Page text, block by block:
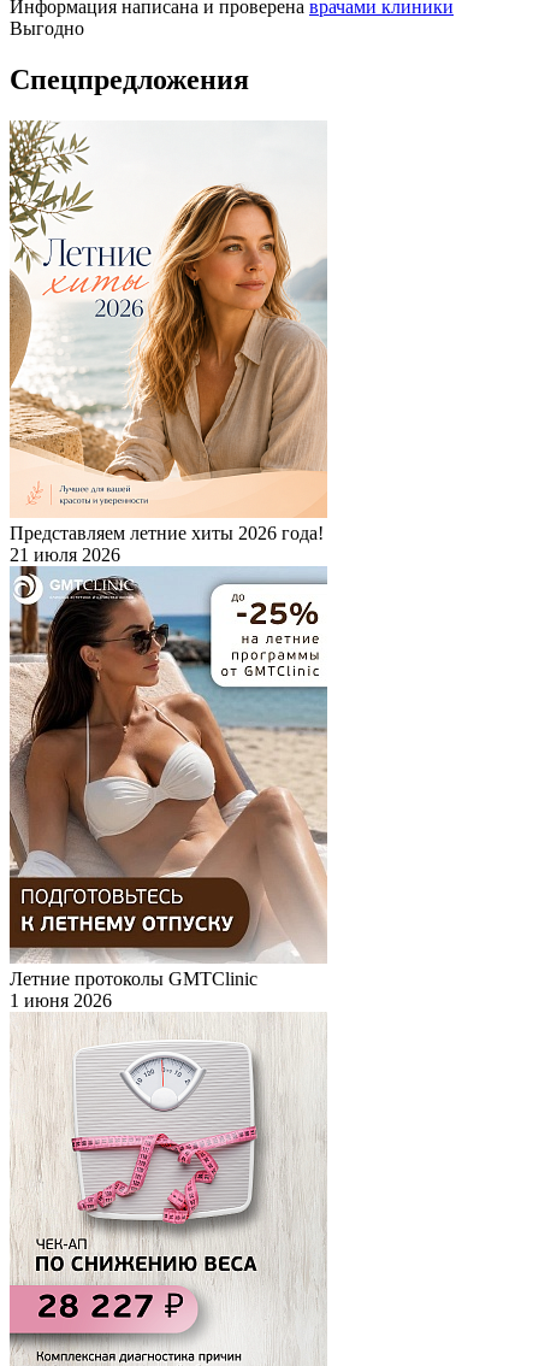
Информация написана и проверена врачами клиники
Выгодно
Спецпредложения
Представляем летние хиты 2026 года!
21 июля 2026
Летние протоколы GMTClinic
1 июня 2026